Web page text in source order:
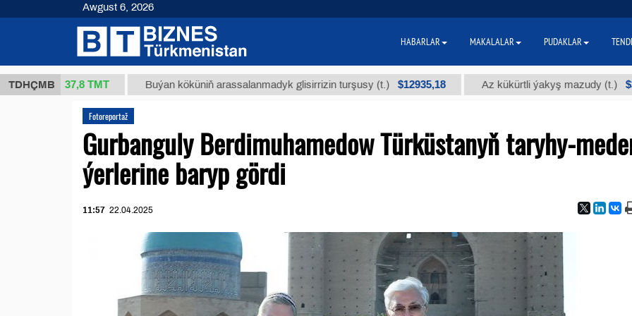
TDHÇMB
37,8 ТМТ Buýan köküniň arassalanmadyk glisirrizin turşusy (t.) $12935,18 Az kükürtli ýakyş mazudy (t.) $300
Fotoreportaž
Gurbanguly Berdimuhamedow Türküstanyň taryhy-
ýerlerine baryp gördi
11:57 22.04.2025
Awgust 6, 2026
HABARLAR MAKALALAR PUDAKLAR